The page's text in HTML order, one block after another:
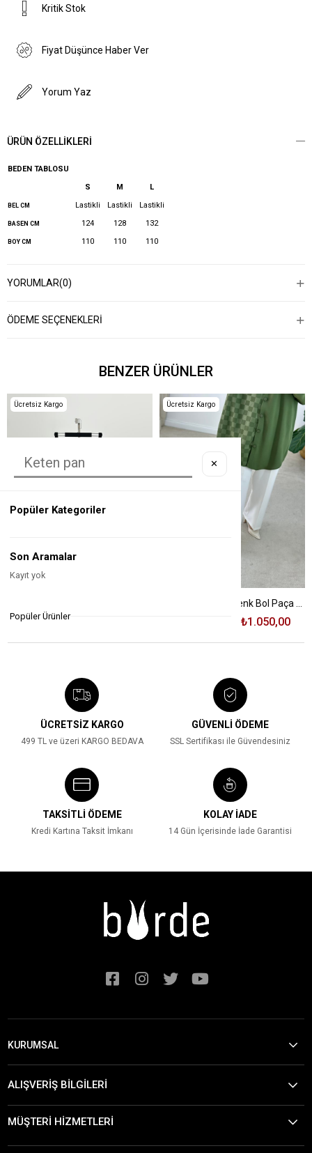
Kritik Stok
Fiyat Düşünce Haber Ver
Yorum Yaz
ÜRÜN ÖZELLIKLERI
BEDEN TABLOSU
S
M L
BEL CM Lastikli Lastikli Lastikli
BASEN CM 124 128 132
BOY CM 110 110 110
YORUMLAR(0)
ÖDEME SEÇENEKLERI
BENZER ÜRÜNLER
%37 ₺1.810,00
Ücretsiz Kargo
₺1.050,00
Ücretsiz Kargo
ÜCRETSİZ KARGO
499 TL ve üzeri KARGO BEDAVA
GÜVENLİ ÖDEME
SSL Sertifikası ile Güvendesiniz
TAKSİTLİ ÖDEME
Kredi Kartına Taksit İmkanı
KOLAY İADE
14 Gün İçerisinde İade Garantisi
KURUMSAL
ALIŞVERİŞ BİLGİLERİ
MÜŞTERİ HİZMETLERİ
✕
Popüler Kategoriler
Son Aramalar
Kayıt yok
Popüler Ürünler